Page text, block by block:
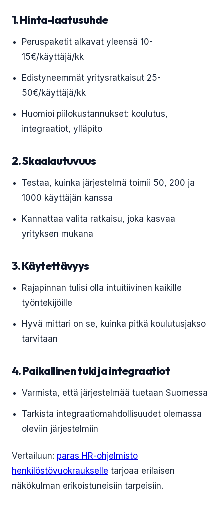
1. Hinta-laatusuhde
Peruspaketit alkavat yleensä 10-
15€/käyttäjä/kk
Edistyneemmät yritysratkaisut 25-
50€/käyttäjä/kk
Huomioi piilokustannukset: koulutus,
integraatiot, ylläpito
2. Skaalautuvuus
Testaa, kuinka järjestelmä toimii 50, 200 ja
1000 käyttäjän kanssa
Kannattaa valita ratkaisu, joka kasvaa
yrityksen mukana
3. Käytettävyys
Rajapinnan tulisi olla intuitiivinen kaikille
työntekijöille
Hyvä mittari on se, kuinka pitkä koulutusjakso
tarvitaan
4. Paikallinen tuki ja integraatiot
Varmista, että järjestelmää tuetaan Suomessa
Tarkista integraatiomahdollisuudet olemassa
oleviin järjestelmiin
Vertailuun: paras HR-ohjelmisto
henkilöstövuokraukselle tarjoaa erilaisen
näkökulman erikoistuneisiin tarpeisiin.